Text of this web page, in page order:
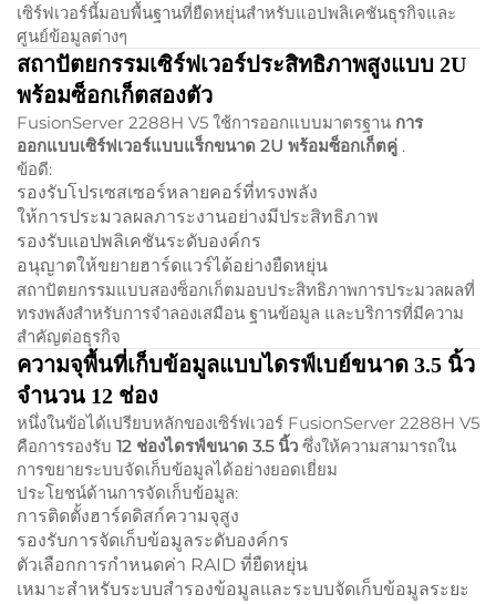
เซิร์ฟเวอร์นี้มอบพื้นฐานที่ยืดหยุ่นสำหรับแอปพลิเคชันธุรกิจและ
ศูนย์ข้อมูลต่างๆ
สถาปัตยกรรมเซิร์ฟเวอร์ประสิทธิภาพสูงแบบ 2U
พร้อมซ็อกเก็ตสองตัว
FusionServer 2288H V5 ใช้การออกแบบมาตรฐาน การ
ออกแบบเซิร์ฟเวอร์แบบแร็กขนาด 2U พร้อมซ็อกเก็ตคู่ .
ข้อดี:
รองรับโปรเซสเซอร์หลายคอร์ที่ทรงพลัง
ให้การประมวลผลภาระงานอย่างมีประสิทธิภาพ
รองรับแอปพลิเคชันระดับองค์กร
อนุญาตให้ขยายฮาร์ดแวร์ได้อย่างยืดหยุ่น
สถาปัตยกรรมแบบสองซ็อกเก็ตมอบประสิทธิภาพการประมวลผลที่
ทรงพลังสำหรับการจำลองเสมือน ฐานข้อมูล และบริการที่มีความ
สำคัญต่อธุรกิจ
ความจุพื้นที่เก็บข้อมูลแบบไดรฟ์เบย์ขนาด 3.5 นิ้ว
จำนวน 12 ช่อง
หนึ่งในข้อได้เปรียบหลักของเซิร์ฟเวอร์ FusionServer 2288H V5
คือการรองรับ 12 ช่องไดรฟ์ขนาด 3.5 นิ้ว ซึ่งให้ความสามารถใน
การขยายระบบจัดเก็บข้อมูลได้อย่างยอดเยี่ยม
ประโยชน์ด้านการจัดเก็บข้อมูล:
การติดตั้งฮาร์ดดิสก์ความจุสูง
รองรับการจัดเก็บข้อมูลระดับองค์กร
ตัวเลือกการกำหนดค่า RAID ที่ยืดหยุ่น
เหมาะสำหรับระบบสำรองข้อมูลและระบบจัดเก็บข้อมูลระยะ